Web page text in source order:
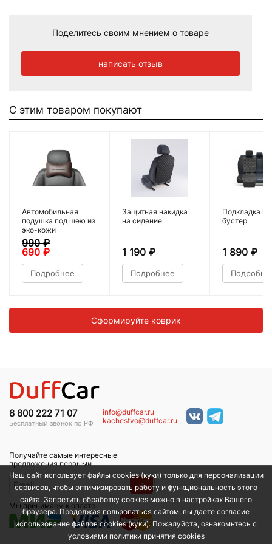
Поделитесь своим мнением о товаре
написать отзыв
С этим товаром покупают
Автомобильная
подушка под шею из
эко-кожи
990₽
690 ₽
Подробнее
Защитная накидка
на сидение
1 190 ₽
Подробнее
Подкладка
бустер
1 890 ₽
Сформируйте коврик
8 800 222 71 07
Бесплатный звонок по РФ
info@duffcar.ru
kachestvo@duffcar.ru
Получайте самые интересные
предложения первыми
→
Мы принимаем к оплате
Наш сайт использует файлы cookies (куки) только для персонализации
сервисов, чтобы оптимизировать работу и функциональность этого
сайта. Запретить обработку cookies можно в настройках Вашего
браузера. Продолжая пользоваться сайтом, вы даете согласие
использование файлов cookies (куки). Пожалуйста, ознакомьтесь с
условиями политики принятия сookies